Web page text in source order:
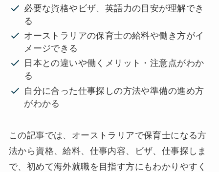
必要な資格やビザ、英語力の目安が理解でき
る
オーストラリアの保育士の給料や働き方がイ
メージできる
日本との違いや働くメリット・注意点がわか
る
自分に合った仕事探しの方法や準備の進め方
がわかる
この記事では、オーストラリアで保育士になる方
法から資格、給料、仕事内容、ビザ、仕事探しま
で、初めて海外就職を目指す方にもわかりやすく